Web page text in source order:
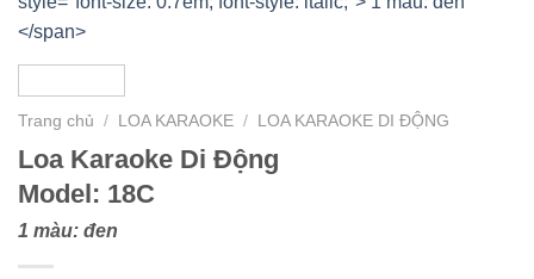
Trang chủ / LOA KARAOKE / LOA KARAOKE DI ĐỘNG
Loa Karaoke Di Động
Model: 18C
1 màu: đen